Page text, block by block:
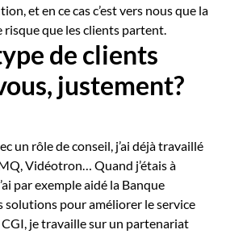
et en ce cas c’est vers nous que la
risque que les clients partent.
de clients
justement?
un rôle de conseil, j’ai déjà travaillé
Vidéotron… Quand j’étais à
par exemple aidé la Banque
solutions pour améliorer le service
je travaille sur un partenariat